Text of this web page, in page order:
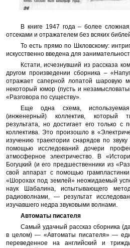
В книге 1947 года – более
отсеками и отражателем без всяких
То есть прямо по Шкловскому:
искусственно введена для
Кстати, исчезнувший из рассказа
другом произведении сборника –
отражает саперной лопатой шаровую
некоторый юмор (пусть и
«Разговора по существу».
Еще одна схема,
(инженерный) коллектив, который
результата, но достигает его только с
коллектива. Это произошло в
изучению траектории снарядов по
помощью исследований дочери
атмосферное электричество. В
Богуцкий (и его предшественники из
свой аппарат с помощью
«Шорохах под землей» неожидаемый
наук Шабалина, испытывающего
радиоволнами, — результат
изучавшего недра звуковыми волнами.
Автоматы писателя
Самый удачный рассказ сборника
в целом) — «Автоматы писателя» —
переведенное на английский и